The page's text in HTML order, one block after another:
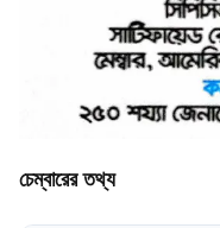
চেম্বারের তথ্য